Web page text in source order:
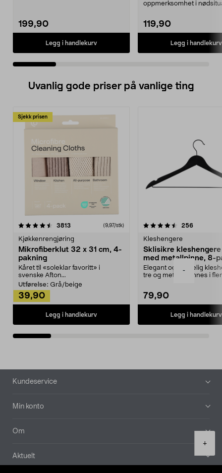
-
+
199,90
Legg i handlekurv
oppmerksomhet i
119,90
Legg i handlekurv
Uvanlig gode priser på vanlige ting
Sjekk prisen
3813 anmeldelser(9,97/stk)
Kjøkkenrengjøring
Mikrofiberklut 32 x 31 cm, 4-
pakning
Kåret til «soleklar favoritt» i
svenske Afton...
Utførelse: Grå/beige
39,90
Legg i handlekurv
4.5av 5 stjerner 256
Kleshengere
Sklisikre
med metallpinne, 8-
Elegant og skikkelig
tre og metall – finnes i
79,90
Legg i handlekurv
4.5av 5 stjerner
Bunntekst
Kundeservice
Min konto
Om
Aktuelt